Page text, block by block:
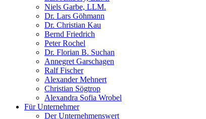
Niels Garbe, LLM.
Dr. Lars Göhmann
Dr. Christian Kau
Bernd Friedrich
Peter Rochel
Dr. Florian B. Suchan
Annegret Garschagen
Ralf Fischer
Alexander Mehnert
Christian Sögtrop
Alexandra Sofia Wrobel
Für Unternehmer
Der Unternehmenswert